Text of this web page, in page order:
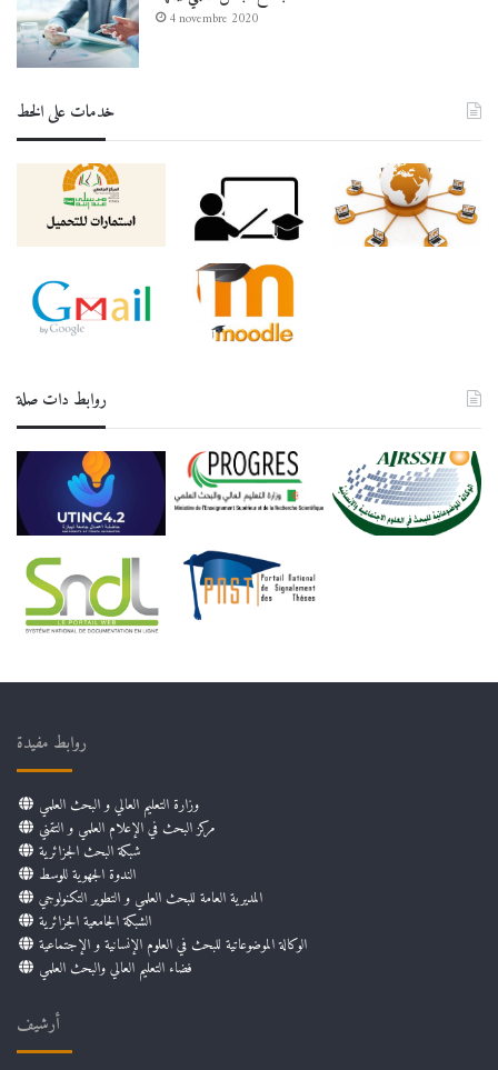
4 novembre 2020
خدمات على الخط
روابط دات صلة
روابط مفيدة
وزارة التعليم العالي و البحث العلمي
مركز البحث في الإعلام العلمي و التقني
شبكة البحث الجزائرية
الندوة الجهوية للوسط
المديرية العامة للبحث العلمي و التطوير التكنولوجي
الشبكة الجامعية الجزائرية
الوكالة الموضوعاتية للبحث في العلوم الإنسانية و الإجتماعية
فضاء التعليم العالي والبحث العلمي
أرشيف